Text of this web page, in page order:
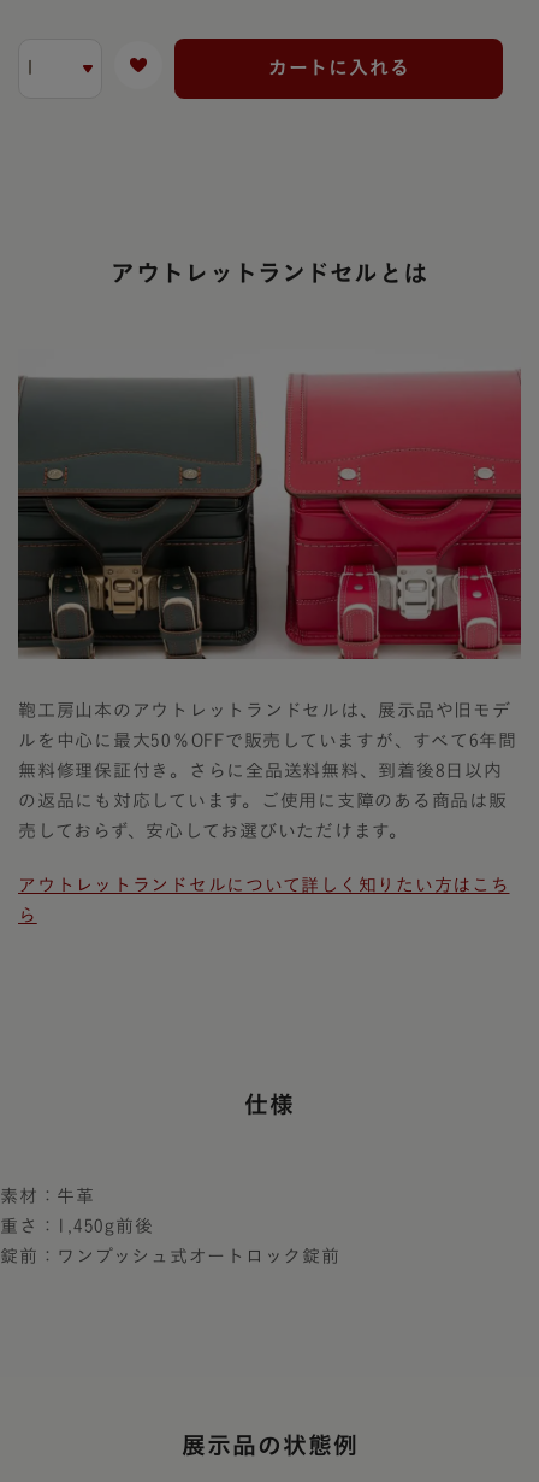
カートに入れる
アウトレットランドセルとは
鞄工房山本のアウトレットランドセルは、展示品や旧モデ
ルを中心に最大50％OFFで販売していますが、すべて6年間
無料修理保証付き。さらに全品送料無料、到着後8日以内
の返品にも対応しています。ご使用に支障のある商品は販
売しておらず、安心してお選びいただけます。
アウトレットランドセルについて詳しく知りたい方はこち
ら
仕様
素材：牛革
重さ：1,450g前後
錠前：ワンプッシュ式オートロック錠前
展示品の状態例